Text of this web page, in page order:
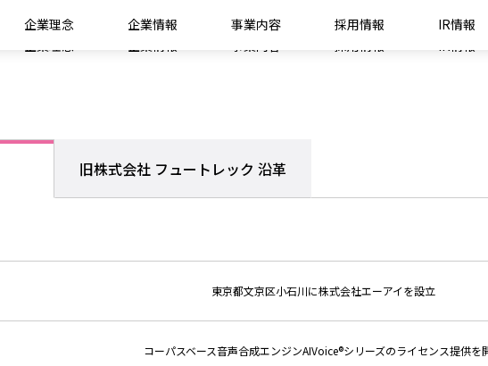
企業理念 企業情報 事業内容 採用情報 IR情報
企業理念 企業情報 事業内容 採用情報 IR情報
旧株式会社 フュートレック 沿革
東京都文京区小石川に株式会社エーアイを設立
コーパスベース音声合成エンジンAIVoice®シリーズのライセンス提供を